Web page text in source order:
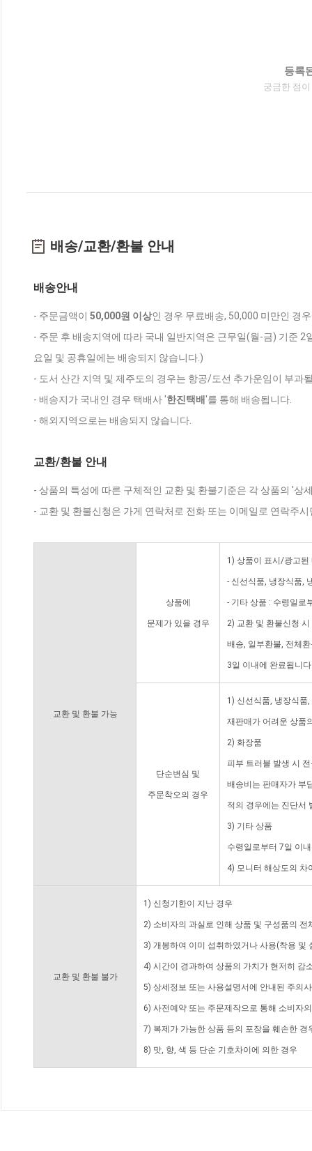
등록
궁금한 점
배송/교환/환불 안내
배송안내
- 주문금액이 50,000원 이상인 경우 무료배송, 50,000 미만인 경
- 주문 후 배송지역에 따라 국내 일반지역은 근무일(월-금) 기준
요일 및 공휴일에는 배송되지 않습니다.)
- 도서 산간 지역 및 제주도의 경우는 항공/도선 추가운임이 부과
- 배송지가 국내인 경우 택배사 '한진택배'를 통해 배송됩니다.
- 해외지역으로는 배송되지 않습니다.
교환/환불 안내
- 상품의 특성에 따른 구체적인 교환 및 환불기준은 각 상품의 '상
- 교환 및 환불신청은 가게 연락처로 전화 또는 이메일로 연락주
교환 및 환불 가능
상품에
문제가 있을 경우
1) 상품이 표시/광고된
- 신선식품, 냉장식품,
- 기타 상품 : 수령일로
2) 교환 및 환불신청
배송, 일부환불, 전체
3일 이내에 완료됩니
단순변심 및
주문착오의 경우
1) 신선식품, 냉장식품
재판매가 어려운 상품
2) 화장품
피부 트러블 발생 시
배송비는 판매자가 부
적의 경우에는 진단서
3) 기타 상품
수령일로부터 7일 이
4) 모니터 해상도의 차
교환 및 환불 불가
1) 신청기한이 지난 경우
2) 소비자의 과실로 인해 상품 및 구성품의
3) 개봉하여 이미 섭취하였거나 사용(착용 및
4) 시간이 경과하여 상품의 가치가 현저히 감
5) 상세정보 또는 사용설명서에 안내된 주의
6) 사전예약 또는 주문제작으로 통해 소비자
7) 복제가 가능한 상품 등의 포장을 훼손한 경
8) 맛, 향, 색 등 단순 기호차이에 의한 경우